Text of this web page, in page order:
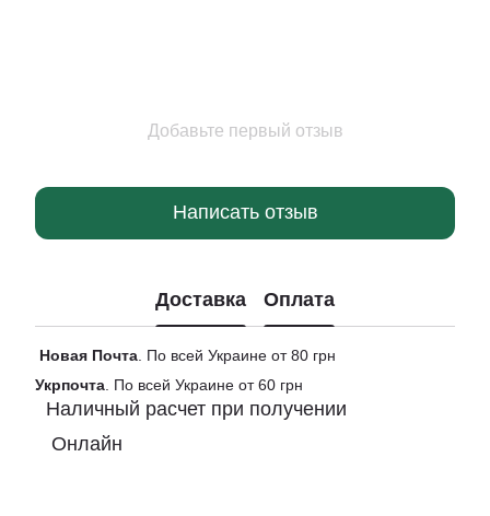
Добавьте первый отзыв
Написать отзыв
Доставка Оплата
Новая Почта . По всей Украине от 80 грн
Укрпочта . По всей Украине от 60 грн
Наличный расчет при получении
Онлайн